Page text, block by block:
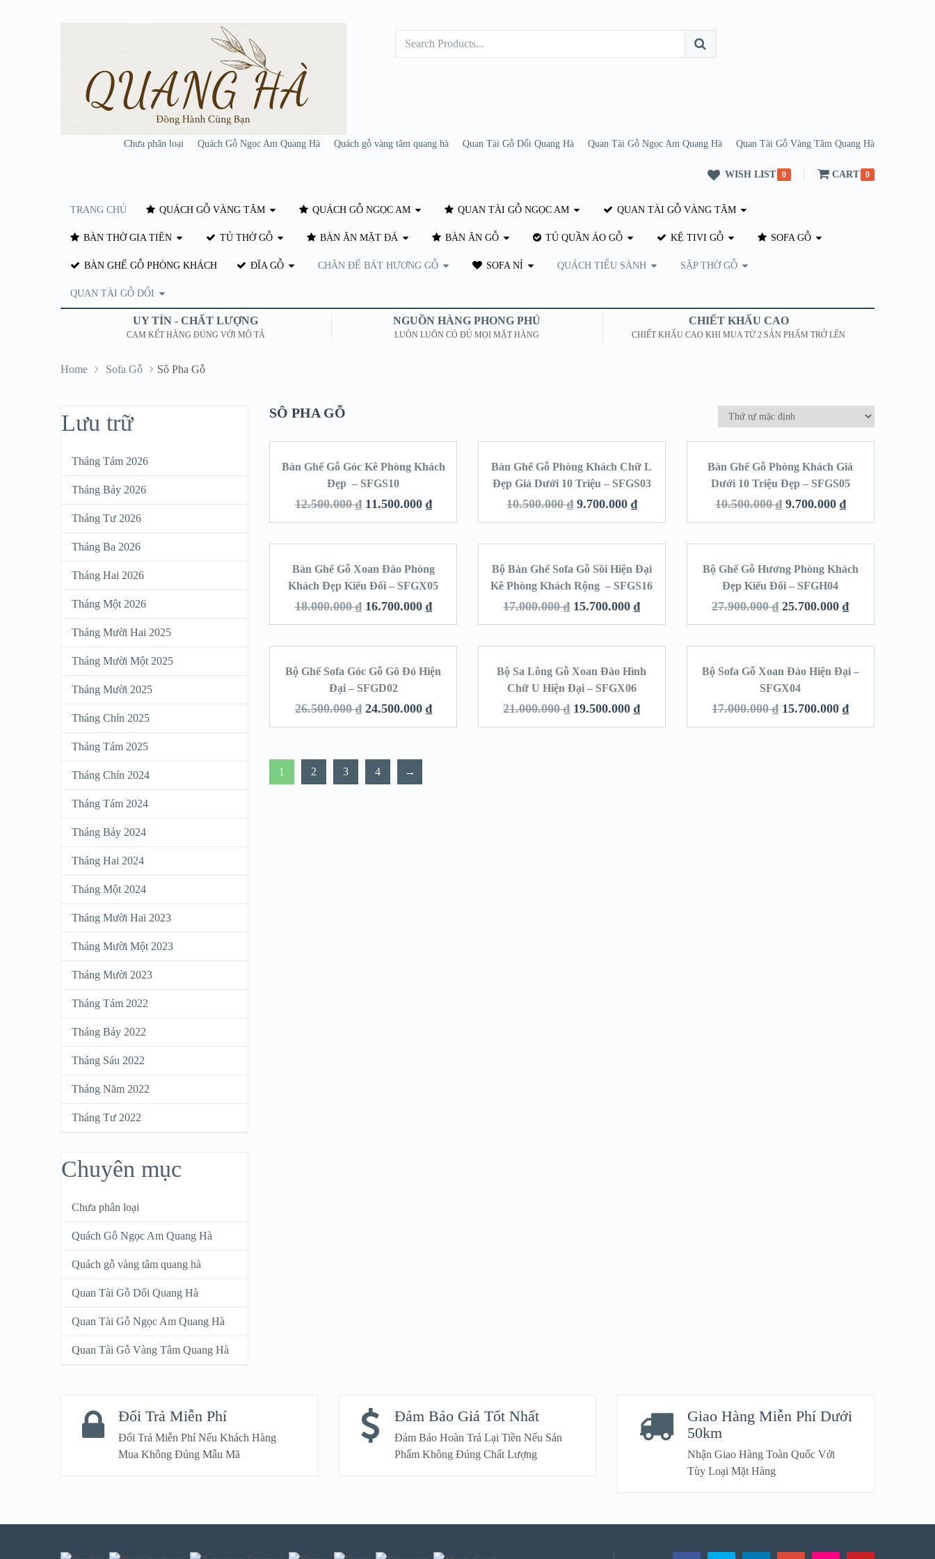
Chưa phân loại Quách Gỗ Ngọc Am Quang Hà Quách gỗ vàng tâm quang hà Quan Tài Gỗ Dổi Quang Hà Quan Tài Gỗ Ngọc Am Quang Hà Quan Tài Gỗ Vàng Tâm Quang Hà
WISH LIST 0 CART 0
TRANG CHỦ QUÁCH GỖ VÀNG TÂM QUÁCH GỖ NGỌC AM QUAN TÀI GỖ NGỌC AM QUAN TÀI GỖ VÀNG TÂM
BÀN THỜ GIA TIÊN TỦ THỜ GỖ BÀN ĂN MẶT ĐÁ BÀN ĂN GỖ TỦ QUẦN ÁO GỖ KỆ TIVI GỖ SOFA GỖ
BÀN GHẾ GỖ PHÒNG KHÁCH ĐĨA GỖ CHÂN ĐẾ BÁT HƯƠNG GỖ SOFA NỈ QUÁCH TIỂU SÀNH SẬP THỜ GỖ
QUAN TÀI GỖ DỔI
UY TÍN - CHẤT LƯỢNG
CAM KẾT HÀNG ĐÚNG VỚI MÔ TẢ
NGUỒN HÀNG PHONG PHÚ
LUÔN LUÔN CÓ ĐỦ MỌI MẶT HÀNG
CHIẾT KHẤU CAO
CHIẾT KHẤU CAO KHI MUA TỪ 2 SẢN PHẨM TRỞ LÊN
Home Sofa Gỗ Sô Pha Gỗ
SÔ PHA GỖ
Bàn Ghế Gỗ Góc Kê Phòng Khách
Đẹp – SFGS10
12.500.000₫ 11.500.000 ₫
SALE!
Bàn Ghế Gỗ Phòng Khách Chữ L
Đẹp Giá Dưới 10 Triệu – SFGS03
10.500.000₫ 9.700.000 ₫
SALE!
Bàn Ghế Gỗ Phòng Khách Giá
Dưới 10 Triệu Đẹp – SFGS05
10.500.000₫ 9.700.000 ₫
SALE!
Bàn Ghế Gỗ Xoan Đào Phòng
Khách Đẹp Kiểu Đối – SFGX05
18.000.000₫ 16.700.000 ₫
SALE!
Bộ Bàn Ghế Sofa Gỗ Sồi Hiện Đại
Kê Phòng Khách Rộng – SFGS16
17.000.000₫ 15.700.000₫
SALE!
Bộ Ghế Gỗ Hương Phòng Khách
Đẹp Kiểu Đối – SFGH04
27.900.000₫ 25.700.000₫
Bộ Ghế Sofa Góc Gỗ Gõ Đỏ Hiện
Đại – SFGD02
26.500.000₫ 24.500.000 ₫
SALE!
Bộ Sa Lông Gỗ Xoan Đào Hình
Chữ U Hiện Đại – SFGX06
21.000.000₫ 19.500.000₫
Bộ Sofa Gỗ Xoan Đào Hiện Đại –
SFGX04
17.000.000₫ 15.700.000₫
1 2 3 4 →
Lưu trữ
Tháng Tám 2026
Tháng Bảy 2026
Tháng Tư 2026
Tháng Ba 2026
Tháng Hai 2026
Tháng Một 2026
Tháng Mười Hai 2025
Tháng Mười Một 2025
Tháng Mười 2025
Tháng Chín 2025
Tháng Tám 2025
Tháng Chín 2024
Tháng Tám 2024
Tháng Bảy 2024
Tháng Hai 2024
Tháng Một 2024
Tháng Mười Hai 2023
Tháng Mười Một 2023
Tháng Mười 2023
Tháng Tám 2022
Tháng Bảy 2022
Tháng Sáu 2022
Tháng Năm 2022
Tháng Tư 2022
Chuyên mục
Chưa phân loại
Quách Gỗ Ngọc Am Quang Hà
Quách gỗ vàng tâm quang hà
Quan Tài Gỗ Dổi Quang Hà
Quan Tài Gỗ Ngọc Am Quang Hà
Quan Tài Gỗ Vàng Tâm Quang Hà
Đổi Trả Miễn Phí
Đổi Trả Miễn Phí Nếu Khách Hàng
Mua Không Đúng Mẫu Mã
Đảm Bảo Giá Tốt Nhất
Đảm Bảo Hoàn Trả Lại Tiền Nếu Sản
Phẩm Không Đúng Chất Lượng
Giao Hàng Miễn Phí Dưới
50km
Nhận Giao Hàng Toàn Quốc Với
Tùy Loại Mặt Hàng